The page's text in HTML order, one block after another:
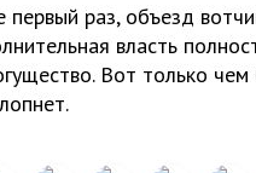
раз, объезд
власть
Вот только